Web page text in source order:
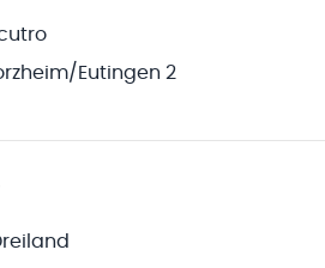
Eutingen 2